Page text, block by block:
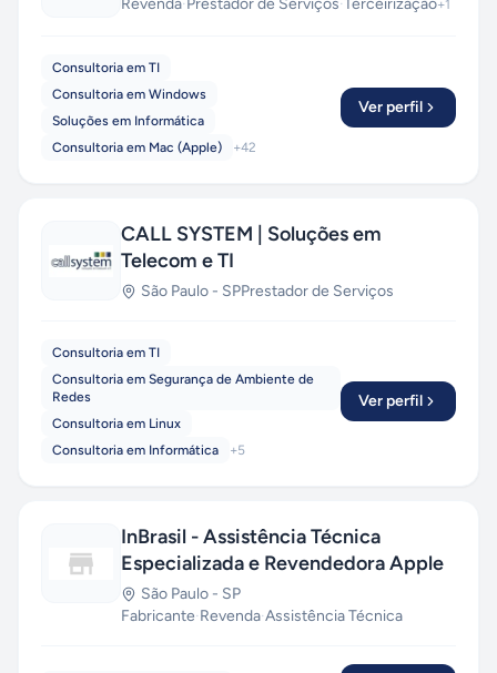
Revenda·Prestador de Serviços·Terceirização+1
Consultoria em TI
Consultoria em Windows
Soluções em Informática
Consultoria em Mac (Apple)
+42
Ver perfil
CALL SYSTEM | Soluções em
Telecom e TI
São Paulo - SPPrestador de Serviços
Consultoria em TI
Consultoria em Segurança de Ambiente de
Redes
Consultoria em Linux
Consultoria em Informática
+5
Ver perfil
InBrasil - Assistência Técnica
Especializada e Revendedora Apple
São Paulo - SP
Fabricante·Revenda·Assistência Técnica